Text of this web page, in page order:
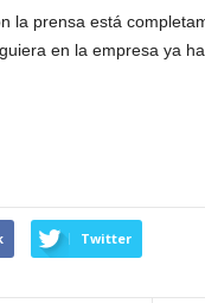
la prensa está
en la empresa ya
Twitter